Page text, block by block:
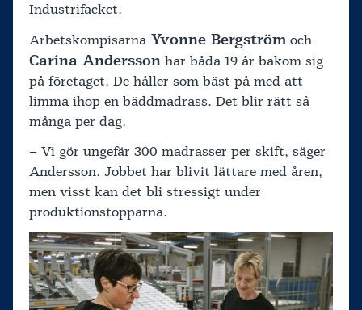
Industrifacket.
Arbetskompisarna Yvonne Bergström och
Carina Andersson har båda 19 år bakom sig
på företaget. De håller som bäst på med att
limma ihop en bäddmadrass. Det blir rätt så
många per dag.
– Vi gör ungefär 300 madrasser per skift, säger
Andersson. Jobbet har blivit lättare med åren,
men visst kan det bli stressigt under
produktionstopparna.